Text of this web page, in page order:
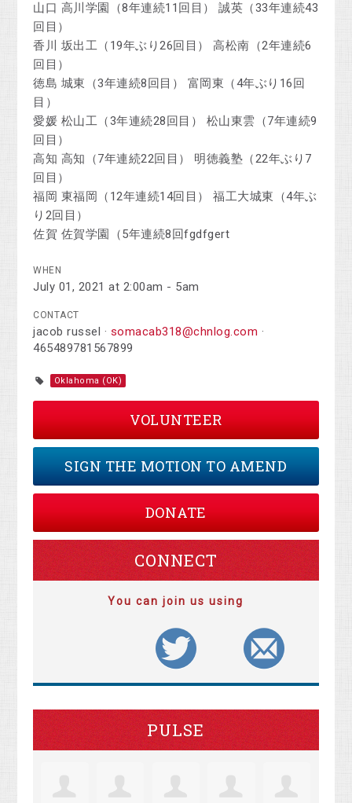
山口 高川学園（8年連続11回目） 誠英（33年連続43
回目）
香川 坂出工（19年ぶり26回目） 高松南（2年連続6
回目）
徳島 城東（3年連続8回目） 富岡東（4年ぶり16回
目）
愛媛 松山工（3年連続28回目） 松山東雲（7年連続9
回目）
高知 高知（7年連続22回目） 明徳義塾（22年ぶり7
回目）
福岡 東福岡（12年連続14回目） 福工大城東（4年ぶ
り2回目）
佐賀 佐賀学園（5年連続8回fgdfgert
WHEN
July 01, 2021 at 2:00am - 5am
CONTACT
jacob russel · somacab318@chnlog.com ·
465489781567899
Oklahoma (OK)
VOLUNTEER
SIGN THE MOTION TO AMEND
DONATE
CONNECT
You can join us using
PULSE